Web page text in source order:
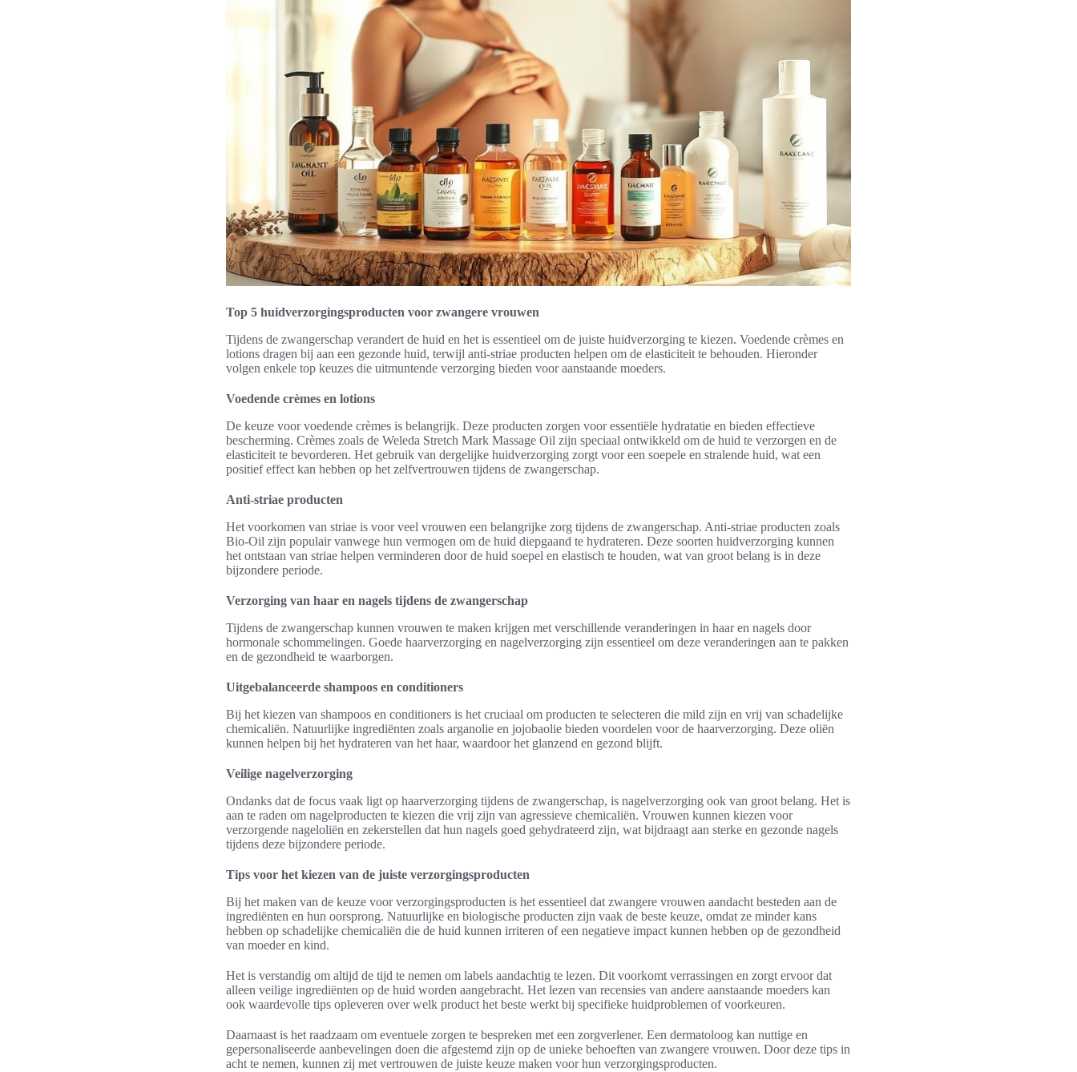
Top 5 huidverzorgingsproducten voor zwangere vrouwen
Tijdens de zwangerschap verandert de huid en het is essentieel om de juiste huidverzorging te kiezen. Voedende crèmes en
lotions dragen bij aan een gezonde huid, terwijl anti-striae producten helpen om de elasticiteit te behouden. Hieronder
volgen enkele top keuzes die uitmuntende verzorging bieden voor aanstaande moeders.
Voedende crèmes en lotions
De keuze voor voedende crèmes is belangrijk. Deze producten zorgen voor essentiële hydratatie en bieden effectieve
bescherming. Crèmes zoals de Weleda Stretch Mark Massage Oil zijn speciaal ontwikkeld om de huid te verzorgen en de
elasticiteit te bevorderen. Het gebruik van dergelijke huidverzorging zorgt voor een soepele en stralende huid, wat een
positief effect kan hebben op het zelfvertrouwen tijdens de zwangerschap.
Anti-striae producten
Het voorkomen van striae is voor veel vrouwen een belangrijke zorg tijdens de zwangerschap. Anti-striae producten zoals
Bio-Oil zijn populair vanwege hun vermogen om de huid diepgaand te hydrateren. Deze soorten huidverzorging kunnen
het ontstaan van striae helpen verminderen door de huid soepel en elastisch te houden, wat van groot belang is in deze
bijzondere periode.
Verzorging van haar en nagels tijdens de zwangerschap
Tijdens de zwangerschap kunnen vrouwen te maken krijgen met verschillende veranderingen in haar en nagels door
hormonale schommelingen. Goede haarverzorging en nagelverzorging zijn essentieel om deze veranderingen aan te pakken
en de gezondheid te waarborgen.
Uitgebalanceerde shampoos en conditioners
Bij het kiezen van shampoos en conditioners is het cruciaal om producten te selecteren die mild zijn en vrij van schadelijke
chemicaliën. Natuurlijke ingrediënten zoals arganolie en jojobaolie bieden voordelen voor de haarverzorging. Deze oliën
kunnen helpen bij het hydrateren van het haar, waardoor het glanzend en gezond blijft.
Veilige nagelverzorging
Ondanks dat de focus vaak ligt op haarverzorging tijdens de zwangerschap, is nagelverzorging ook van groot belang. Het is
aan te raden om nagelproducten te kiezen die vrij zijn van agressieve chemicaliën. Vrouwen kunnen kiezen voor
verzorgende nageloliën en zekerstellen dat hun nagels goed gehydrateerd zijn, wat bijdraagt aan sterke en gezonde nagels
tijdens deze bijzondere periode.
Tips voor het kiezen van de juiste verzorgingsproducten
Bij het maken van de keuze voor verzorgingsproducten is het essentieel dat zwangere vrouwen aandacht besteden aan de
ingrediënten en hun oorsprong. Natuurlijke en biologische producten zijn vaak de beste keuze, omdat ze minder kans
hebben op schadelijke chemicaliën die de huid kunnen irriteren of een negatieve impact kunnen hebben op de gezondheid
van moeder en kind.
Het is verstandig om altijd de tijd te nemen om labels aandachtig te lezen. Dit voorkomt verrassingen en zorgt ervoor dat
alleen veilige ingrediënten op de huid worden aangebracht. Het lezen van recensies van andere aanstaande moeders kan
ook waardevolle tips opleveren over welk product het beste werkt bij specifieke huidproblemen of voorkeuren.
Daarnaast is het raadzaam om eventuele zorgen te bespreken met een zorgverlener. Een dermatoloog kan nuttige en
gepersonaliseerde aanbevelingen doen die afgestemd zijn op de unieke behoeften van zwangere vrouwen. Door deze tips in
acht te nemen, kunnen zij met vertrouwen de juiste keuze maken voor hun verzorgingsproducten.